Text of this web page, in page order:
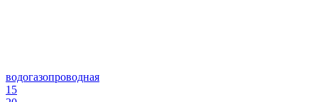
водогазопроводная
15